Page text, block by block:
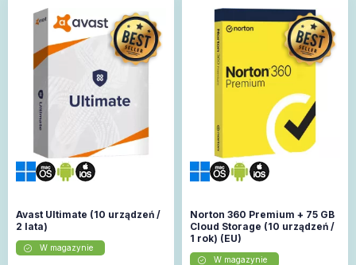
Avast Ultimate (10 urządzeń /
2 lata)
W magazynie
Norton 360 Premium + 75 GB
Cloud Storage (10 urządzeń /
1 rok) (EU)
W magazynie